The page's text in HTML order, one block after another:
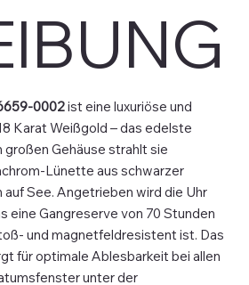
0002ist eine luxuriöse und
Karat Weißgold – das edelste
Gehäuse strahlt sie
Lünette aus schwarzer
See. Angetrieben wird die Uhr
eine Gangreserve von 70 Stunden
und magnetfeldresistent ist. Das
für optimale Ablesbarkeit bei allen
unter der